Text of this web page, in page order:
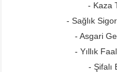
- Kaza
- Sağlık
- Asgari
- Yıllık
- Şifalı